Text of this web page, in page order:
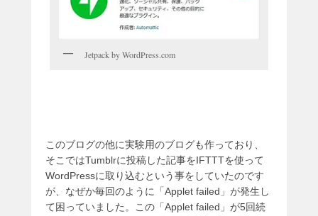
Jetpack by WordPress.com
このブログの他に実験用のブログも作っており、
そこではTumblrに投稿した記事をIFTTTを使って
WordPressに取り込むという事をしていたのです
が、なぜか毎回のように「Applet failed」が発生し
て困っていました。この「Applet failed」が5回続